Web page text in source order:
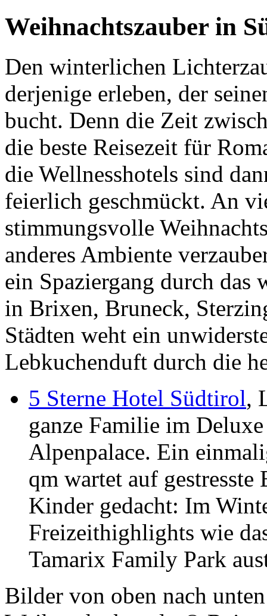
Weihnachtszauber in
Den winterlichen
derjenige erleben, der
bucht. Denn die Zeit
die beste Reisezeit für
die Wellnesshotels sind
feierlich geschmückt. An
stimmungsvolle
anderes Ambiente
ein Spaziergang durch das
in Brixen, Bruneck,
Städten weht ein
Lebkuchenduft durch die
5 Sterne Hotel Südtirol,
ganze Familie im
Alpenpalace. Ein
qm wartet auf
Kinder gedacht: Im
Freizeithighlights wie
Tamarix Family Park
Bilder von oben nach